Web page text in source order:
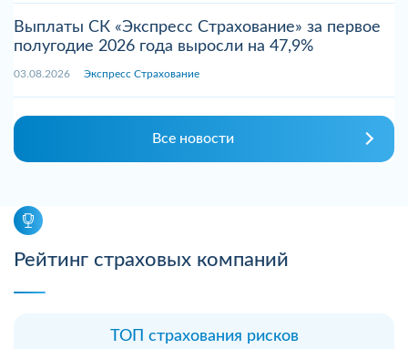
Выплаты СК «Экспресс Страхование» за первое
полугодие 2026 года выросли на 47,9%
03.08.2026 Экспресс Страхование
Все новости
Рейтинг страховых компаний
ТОП страхования рисков